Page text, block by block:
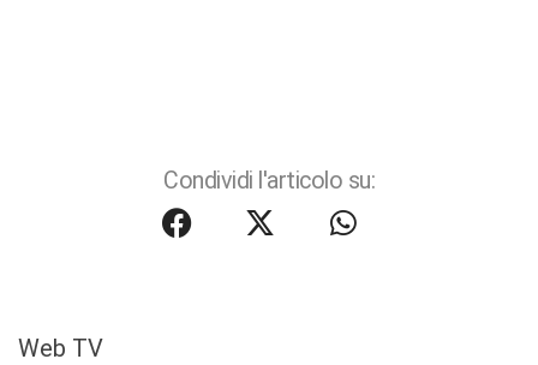
Condividi l'articolo su:
Web TV